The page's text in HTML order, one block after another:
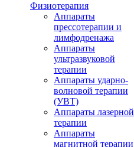
Физиотерапия
Аппараты
прессотерапии и
лимфодренажа
Аппараты
ультразвуковой
терапии
Аппараты ударно-
волновой терапии
(УВТ)
Аппараты лазерной
терапии
Аппараты
магнитной терапии